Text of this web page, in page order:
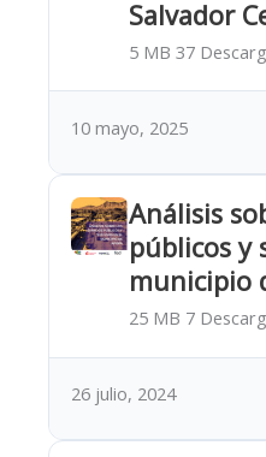
Salvador
5 MB 37
10 mayo, 2025
Análisis
públicos y
municipio
25 MB 7
26 julio, 2024